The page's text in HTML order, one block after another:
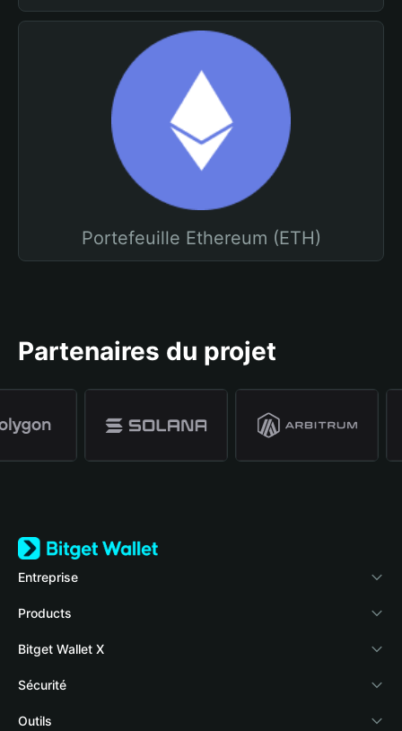
Portefeuille Ethereum (ETH)
Partenaires du projet
Entreprise
À propos de Bitget Wallet
Blog
Academy
Actualités crypto
Products
Crypto Card
Stablecoin Earn
Payfi Crypto
Bitget Wallet X
Développeurs
Connecter votre portefeuille
Sécurité
Fonds de protection
Outils